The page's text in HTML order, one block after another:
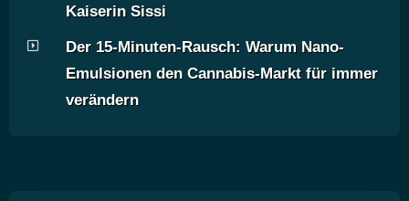
Kaiserin Sissi
Der 15-Minuten-Rausch: Warum Nano-
Emulsionen den Cannabis-Markt für immer
verändern